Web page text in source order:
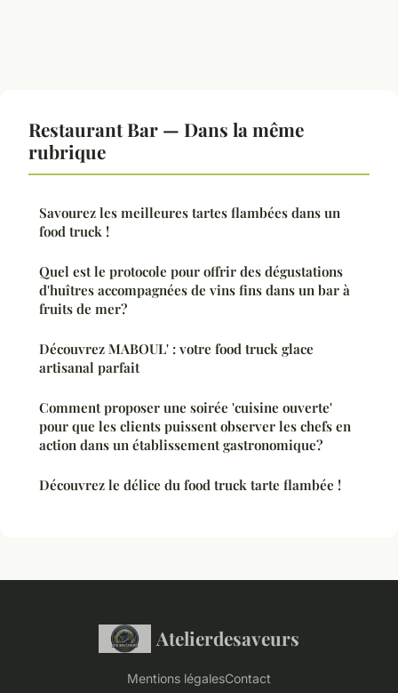
Restaurant Bar — Dans la même
rubrique
Savourez les meilleures tartes flambées dans un
food truck !
Quel est le protocole pour offrir des dégustations
d'huîtres accompagnées de vins fins dans un bar à
fruits de mer?
Découvrez MABOUL' : votre food truck glace
artisanal parfait
Comment proposer une soirée 'cuisine ouverte'
pour que les clients puissent observer les chefs en
action dans un établissement gastronomique?
Découvrez le délice du food truck tarte flambée !
Atelierdesaveurs
Mentions légalesContact